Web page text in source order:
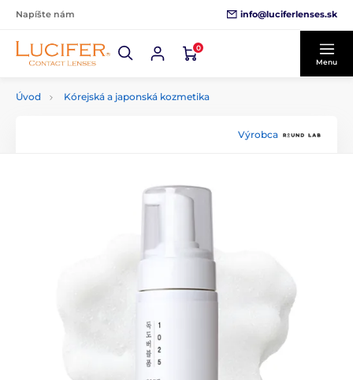
Napíšte nám info@luciferlenses.sk
0
Menu
Úvod Kórejská a japonská kozmetika
Výrobca